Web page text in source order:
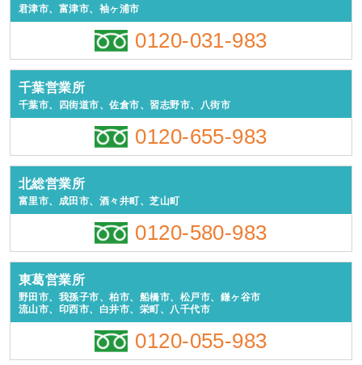
君津市、富津市、袖ヶ浦市
0120-031-983
千葉営業所
千葉市、四街道市、佐倉市、習志野市、八街市
0120-655-983
北総営業所
富里市、成田市、酒々井町、芝山町
0120-580-983
東葛営業所
野田市、我孫子市、柏市、船橋市、松戸市、鎌ヶ谷市
流山市、印西市、白井市、栄町、八千代市
0120-055-983